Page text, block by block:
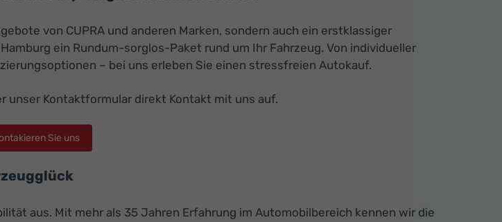
von CUPRA und anderen Marken, sondern auch ein erstklassiger
ein Rundum-sorglos-Paket rund um Ihr Fahrzeug. Von individueller
– bei uns erleben Sie einen stressfreien Autokauf.
unser Kontaktformular direkt Kontakt mit uns auf.
Sie uns
aus. Mit mehr als 35 Jahren Erfahrung im Automobilbereich kennen wir die